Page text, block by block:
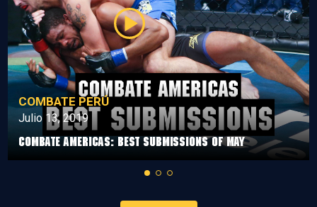
COMBATE PERÚ
Julio 13, 2019
Combate Americas: Best Submissions Of May